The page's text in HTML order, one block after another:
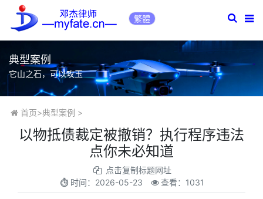
繁體
典型案例
它山之石，可以攻玉
首页>典型案例 >
以物抵债裁定被撤销？执行程序违法
点你未必知道
点击复制标题网址
时间： 2026-05-23 查看：1031